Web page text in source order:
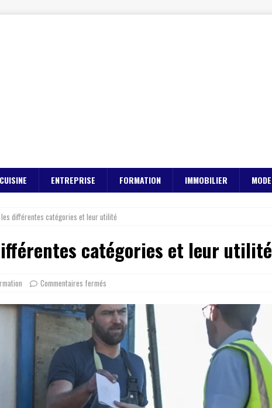
CUISINE ENTREPRISE FORMATION IMMOBILIER MODE
différentes catégories et leur utilité
catégories et leur utilité
Commentaires fermés